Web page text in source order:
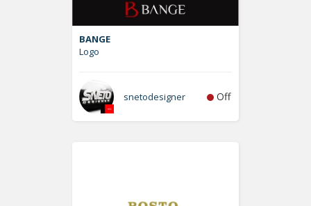
BANGE
Logo
snetodesigner Off